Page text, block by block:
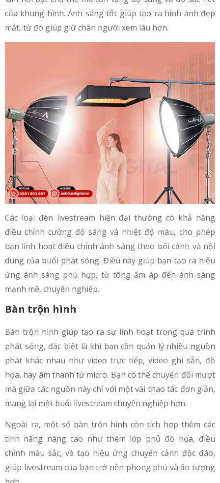
của khung hình. Ánh sáng tốt giúp tạo ra hình ảnh đẹp
mắt, từ đó giúp giữ chân người xem lâu hơn.
Các loại đèn livestream hiện đại thường có khả năng
điều chỉnh cường độ sáng và nhiệt độ màu, cho phép
bạn linh hoạt điều chỉnh ánh sáng theo bối cảnh và nội
dung của buổi phát sóng. Điều này giúp bạn tạo ra hiệu
ứng ánh sáng phù hợp, từ tông ấm áp đến ánh sáng
mạnh mẽ, chuyên nghiệp.
Bàn trộn hình
Bàn trộn hình giúp tạo ra sự linh hoạt trong quá trình
phát sóng, đặc biệt là khi bạn cần quản lý nhiều nguồn
phát khác nhau như video trực tiếp, video ghi sẵn, đồ
họa, hay âm thanh từ micro. Bạn có thể chuyển đổi mượt
mà giữa các nguồn này chỉ với một vài thao tác đơn giản,
mang lại một buổi livestream chuyên nghiệp hơn.
Ngoài ra, một số bàn trộn hình còn tích hợp thêm các
tính năng nâng cao như thêm lớp phủ đồ họa, điều
chỉnh màu sắc, và tạo hiệu ứng chuyển cảnh độc đáo,
giúp livestream của bạn trở nên phong phú và ấn tượng